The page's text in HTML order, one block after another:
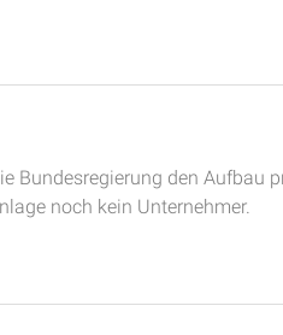
Bundesregierung den Aufbau
noch kein Unternehmer.